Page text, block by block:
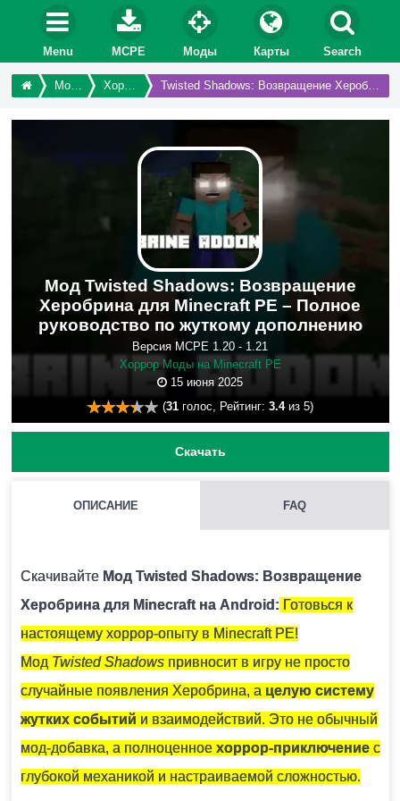
Menu MCPE Моды Карты Search
Моды Хоррор Twisted Shadows: Возвращение Херобрина
Мод Twisted Shadows: Возвращение
Херобрина для Minecraft PE – Полное
руководство по жуткому дополнению
Версия MCPE 1.20 - 1.21
Хоррор Моды на Minecraft PE
15 июня 2025
(31 голос, Рейтинг: 3.4из 5)
Скачать
ОПИСАНИЕ FAQ
Скачивайте Мод Twisted Shadows: Возвращение
Херобрина для Minecraft на Android: Готовься к
настоящему хоррор-опыту в Minecraft PE!
Мод Twisted Shadowsпривносит в игру не просто
случайные появления Херобрина, а целую систему
жутких событий и взаимодействий. Это не обычный
мод-добавка, а полноценное хоррор-приключениес
глубокой механикой и настраиваемой сложностью.
Для этого нужно скачать файл мода и запустить его.
Модификация установится автоматически.
МОЖНО ЛИ ЗАПУСТИТЬ ЭТУ МОДИФИКАЦИЮ В
МНОГОПОЛЬЗОВАТЕЛЬСКОЙ ИГРЕ?
Да, для этого достаточно просто быть владельцем
карты и установить на неё эту модификацию.